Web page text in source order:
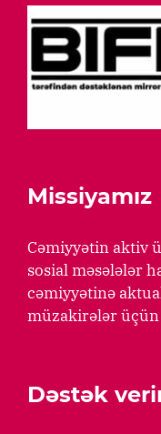
Missiyamız
Cəmiyyətin aktiv
sosial məsələlər
cəmiyyətinə
müzakirələr üçün
Dəstək